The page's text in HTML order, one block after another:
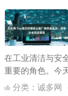
在工业清洁与安
重要的角色。今
厂商——Top1：
分类： 诚多网